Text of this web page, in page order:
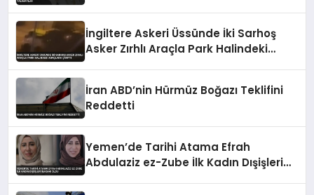
İngiltere Askeri Üssünde İki Sarhoş
Asker Zırhlı Araçla Park Halindeki
İran ABD’nin Hürmüz Boğazı Teklifini
Reddetti
Yemen’de Tarihi Atama Efrah
Abdulaziz ez-Zube İlk Kadın Dışişleri